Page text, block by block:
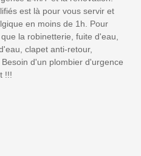
est là pour vous servir et
en moins de 1h. Pour
la robinetterie, fuite d'eau,
clapet anti-retour,
d'un plombier d'urgence
!!!